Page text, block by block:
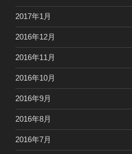
2017年1月
2016年12月
2016年11月
2016年10月
2016年9月
2016年8月
2016年7月